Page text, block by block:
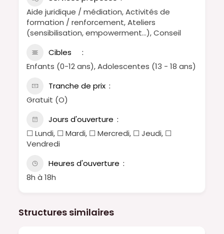
Aide juridique / médiation, Activités de
formation / renforcement, Ateliers
(sensibilisation, empowerment…), Conseil
Cibles
Enfants (0-12 ans), Adolescentes (13 - 18 ans)
Tranche de prix
Gratuit (O)
Jours d'ouverture
☐ Lundi, ☐ Mardi, ☐ Mercredi, ☐ Jeudi, ☐
Vendredi
Heures d'ouverture
8h à 18h
Structures similaires